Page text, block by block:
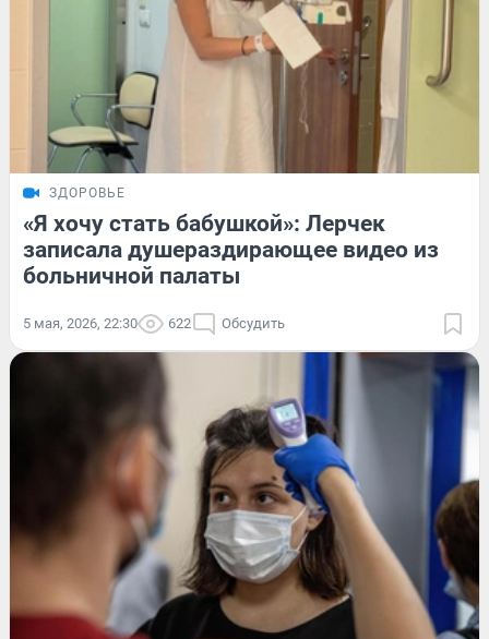
ЗДОРОВЬЕ
«Я хочу стать бабушкой»: Лерчек
записала душераздирающее видео из
больничной палаты
5 мая, 2026, 22:30 622 Обсудить